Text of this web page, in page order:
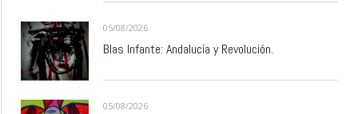
05/08/2026
Blas Infante: Andalucía y Revolución.
05/08/2026